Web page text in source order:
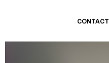
CONTACT